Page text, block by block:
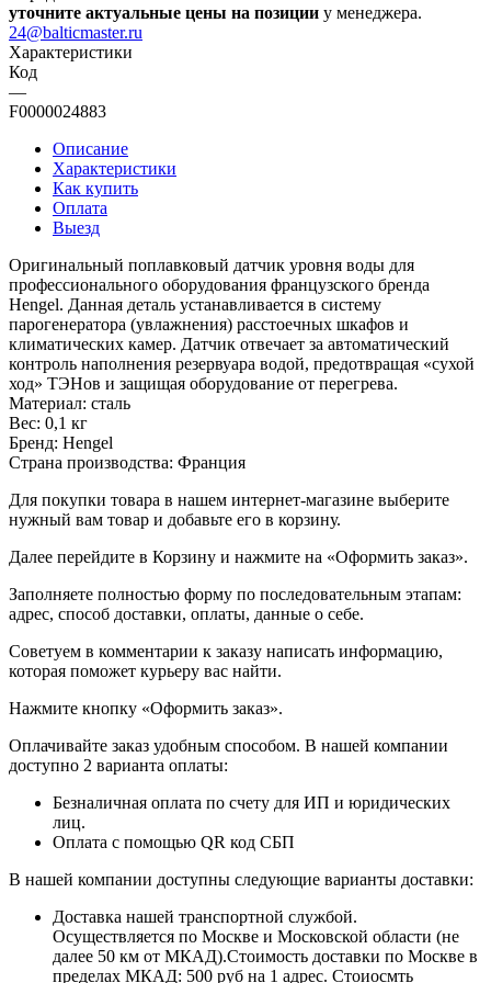
уточните актуальные цены на позиции у менеджера.
24@balticmaster.ru
Характеристики
Код
—
F0000024883
Описание
Характеристики
Как купить
Оплата
Выезд
Оригинальный поплавковый датчик уровня воды для
профессионального оборудования французского бренда
Hengel. Данная деталь устанавливается в систему
парогенератора (увлажнения) расстоечных шкафов и
климатических камер. Датчик отвечает за автоматический
контроль наполнения резервуара водой, предотвращая «сухой
ход» ТЭНов и защищая оборудование от перегрева.
Материал: сталь
Вес: 0,1 кг
Бренд: Hengel
Страна производства: Франция
Для покупки товара в нашем интернет-магазине выберите
нужный вам товар и добавьте его в корзину.
Далее перейдите в Корзину и нажмите на «Оформить заказ».
​​​​​​​Заполняете полностью форму по последовательным этапам:
адрес, способ доставки, оплаты, данные о себе.
​​​​​​​Советуем в комментарии к заказу написать информацию,
которая поможет курьеру вас найти.
​​​​​​​Нажмите кнопку «Оформить заказ».
Оплачивайте заказ удобным способом. В нашей компании
доступно 2 варианта оплаты:
Безналичная оплата по счету для ИП и юридических
лиц.
Оплата с помощью QR код СБП
В нашей компании доступны следующие варианты доставки:
Доставка нашей транспортной службой.
Осуществляется по Москве и Московской области (не
далее 50 км от МКАД).Стоимость доставки по Москве в
пределах МКАД: 500 руб на 1 адрес. Стоиосмть